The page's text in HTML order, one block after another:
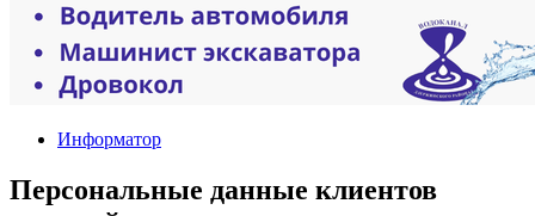
Информатор
Персональные данные клиентов